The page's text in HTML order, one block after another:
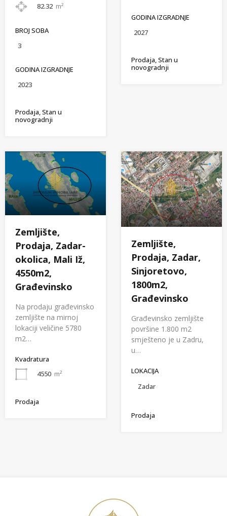
82.32 m²
BROJ SOBA
3
GODINA IZGRADNJE
2023
Prodaja, Stan u
novogradnji
GODINA IZGRADNJE
2027
Prodaja, Stan u
novogradnji
Zemljište,
Prodaja, Zadar-
okolica, Mali Iž,
4550m2,
Građevinsko
Na prodaju građevinsko
zemljište na mirnoj
lokaciji veličine 5780
m2…
Kvadratura
4550 m²
Prodaja
Zemljište,
Prodaja, Zadar,
Sinjoretovo,
1800m2,
Građevinsko
Građevinsko zemljište
površine 1.800 m2
smješteno je u Zadru,
u…
LOKACIJA
Zadar
Prodaja